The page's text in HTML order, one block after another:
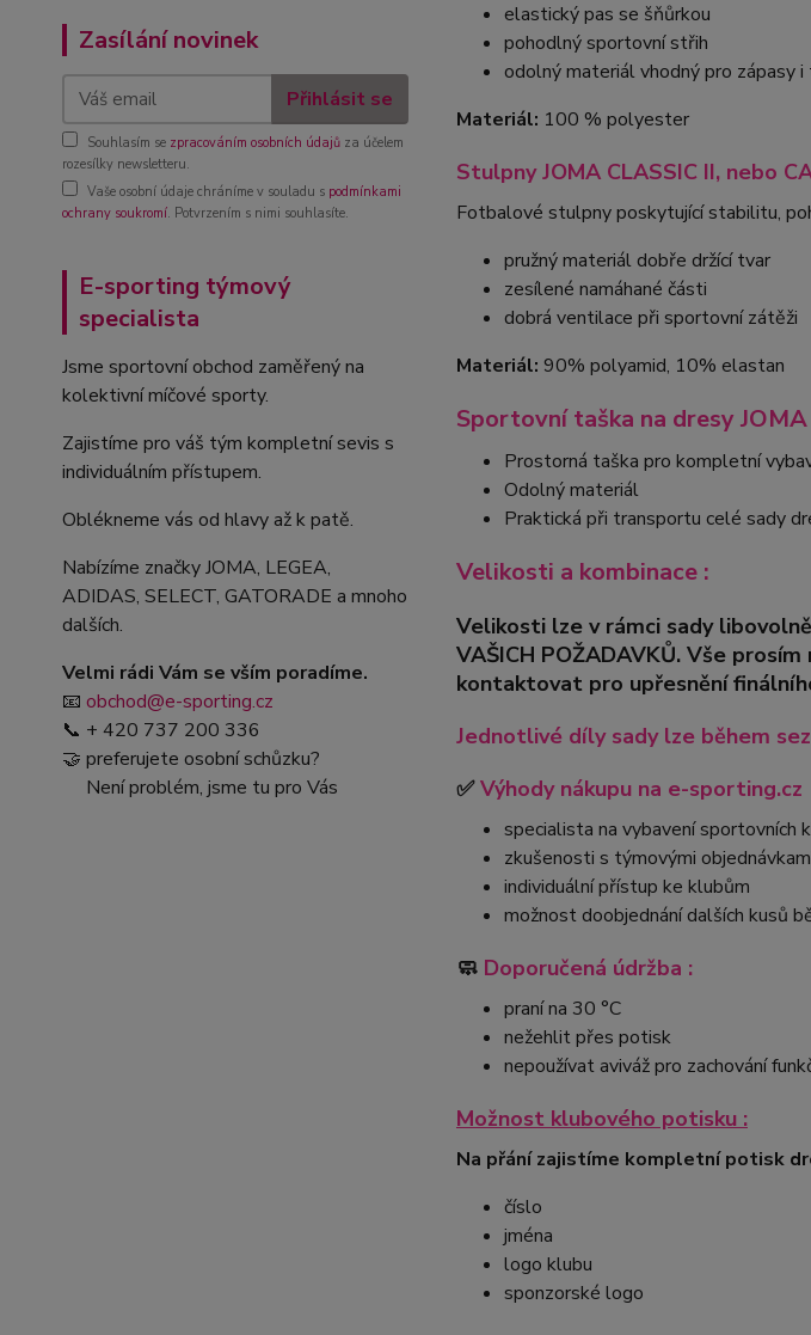
Zasílání novinek
Přihlásit se
Souhlasím se zpracováním osobních údajů za účelem
rozesílky newsletteru.
Vaše osobní údaje chráníme v souladu s podmínkami
ochrany soukromí. Potvrzením s nimi souhlasíte.
E-sporting týmový
specialista
Jsme sportovní obchod zaměřený na
kolektivní míčové sporty.
Zajistíme pro váš tým kompletní sevis s
individuálním přístupem.
Oblékneme vás od hlavy až k patě.
Nabízíme značky JOMA, LEGEA,
ADIDAS, SELECT, GATORADE a mnoho
dalších.
Velmi rádi Vám se vším poradíme.
📧 obchod@e-sporting.cz
📞 + 420 737 200 336
🤝 preferujete osobní schůzku?
Není problém, jsme tu pro Vás
elastický pas se šňůrkou
pohodlný sportovní střih
odolný materiál vhodný pro zápasy i
Materiál: 100 % polyester
Stulpny JOMA CLASSIC II, nebo
Fotbalové stulpny poskytující stabilitu,
pružný materiál dobře držící tvar
zesílené namáhané části
dobrá ventilace při sportovní zátěži
Materiál: 90% polyamid, 10% elastan
Sportovní taška na dresy
Prostorná taška pro kompletní
Odolný materiál
Praktická při transportu celé sady
Velikosti a kombinace :
Velikosti lze v rámci sady
VAŠICH POŽADAVKŮ. Vše
kontaktovat pro upřesnění
Jednotlivé díly sady lze během
✅Výhody nákupu na e-sporting.cz
specialista na vybavení sportovních
zkušenosti s týmovými
individuální přístup ke klubům
možnost doobjednání dalších kusů
🧼 Doporučená údržba :
praní na 30 °C
nežehlit přes potisk
nepoužívat aviváž pro zachování
Možnost klubového potisku :
Na přání zajistíme kompletní potisk
číslo
jména
logo klubu
sponzorské logo